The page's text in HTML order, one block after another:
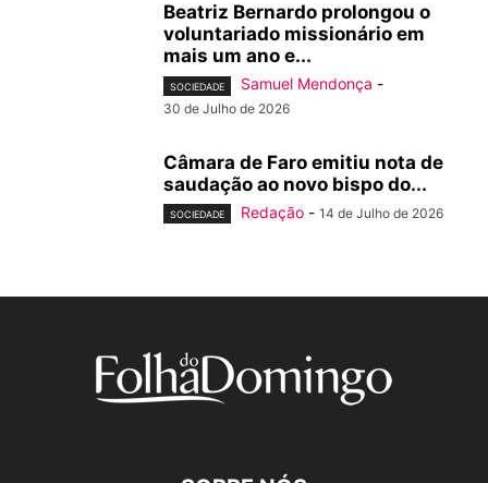
Beatriz Bernardo prolongou o
voluntariado missionário em
mais um ano e...
SOCIEDADE Samuel Mendonça -
30 de Julho de 2026
Câmara de Faro emitiu nota de
saudação ao novo bispo do...
SOCIEDADE Redação - 14 de Julho de 2026